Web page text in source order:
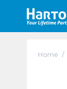
Home /